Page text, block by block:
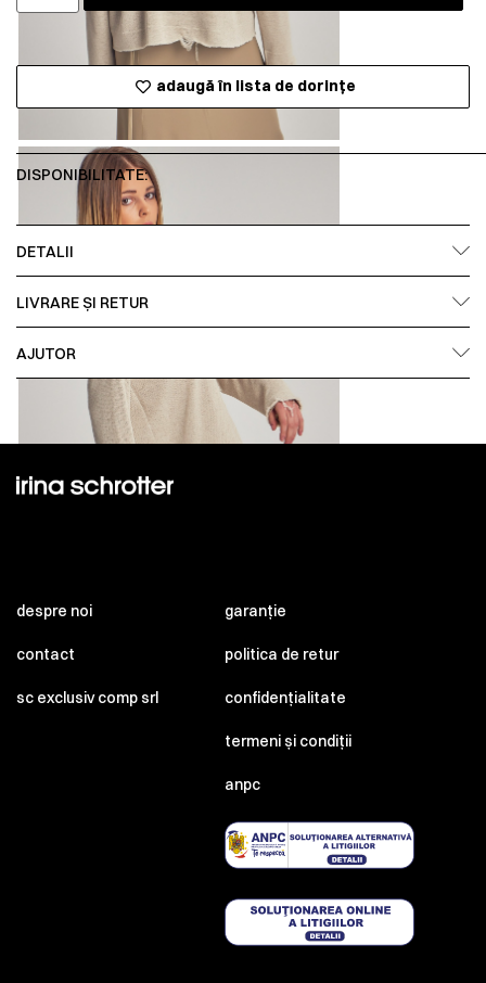
adaugă în lista de dorințe
DISPONIBILITATE:
DETALII
LIVRARE ȘI RETUR
AJUTOR
despre noi
contact
sc exclusiv comp srl
garanție
politica de retur
confidențialitate
termeni și condiții
anpc